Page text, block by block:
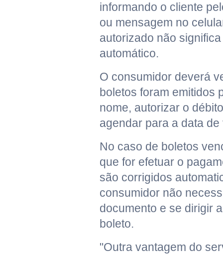
informando o cliente
ou mensagem no
autorizado não
automático.
O consumidor deverá
boletos foram emitidos
nome, autorizar o
agendar para a data
No caso de boletos
que for efetuar o
são corrigidos
consumidor não
documento e se dirigir
boleto.
"Outra vantagem do